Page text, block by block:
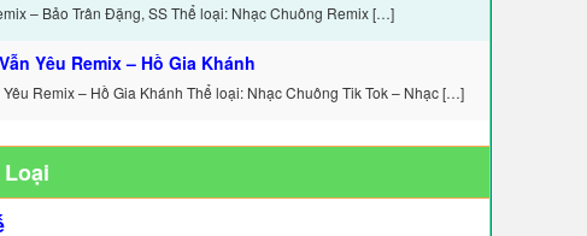
– Bảo Trân Đặng, SS Thể loại: Nhạc Chuông Remix […]
Yêu Remix – Hồ Gia Khánh
Remix – Hồ Gia Khánh Thể loại: Nhạc Chuông Tik Tok – Nhạc […]